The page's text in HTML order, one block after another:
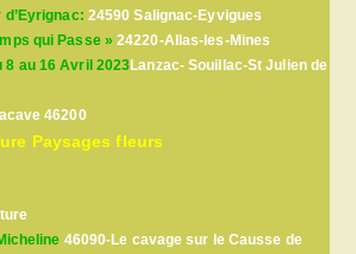
24590 Salignac-Eyvigues
qui Passe » 24220-Allas-les-Mines
8 au 16 Avril 2023Lanzac- Souillac-St Julien de
46200
Paysages fleurs
46090-Le cavage sur le Causse de